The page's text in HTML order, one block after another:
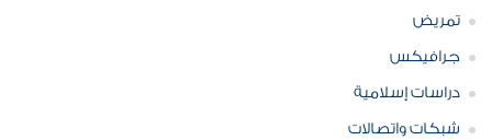
تمريض
جرافيكس
دراسات إسلامية
شبكات واتصالات